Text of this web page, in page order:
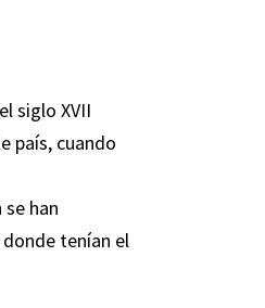
siglo XVII
país, cuando
han
tenían el